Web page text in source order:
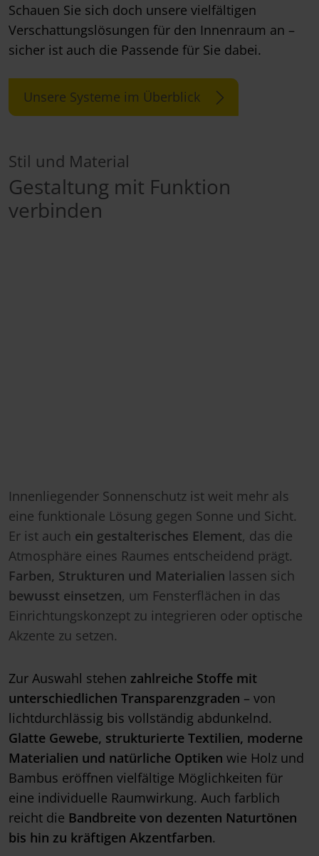
Schauen Sie sich doch unsere vielfältigen
Verschattungslösungen für den Innenraum an –
sicher ist auch die Passende für Sie dabei.
Unsere Systeme im Überblick
Stil und Material
Gestaltung mit Funktion
verbinden
Innenliegender Sonnenschutz ist weit mehr als
eine funktionale Lösung gegen Sonne und Sicht.
Er ist auch ein gestalterisches Element, das die
Atmosphäre eines Raumes entscheidend prägt.
Farben, Strukturen und Materialien lassen sich
bewusst einsetzen, um Fensterflächen in das
Einrichtungskonzept zu integrieren oder optische
Akzente zu setzen.
Zur Auswahl stehen zahlreiche Stoffe mit
unterschiedlichen Transparenzgraden – von
lichtdurchlässig bis vollständig abdunkelnd.
Glatte Gewebe, strukturierte Textilien, moderne
Materialien und natürliche Optiken wie Holz und
Bambus eröffnen vielfältige Möglichkeiten für
eine individuelle Raumwirkung. Auch farblich
reicht die Bandbreite von dezenten Naturtönen
bis hin zu kräftigen Akzentfarben.